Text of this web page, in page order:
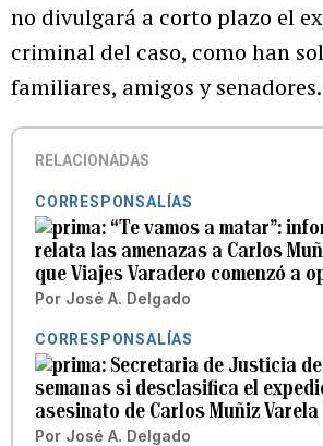
no divulgará a corto plazo el
criminal del caso, como han
familiares, amigos y senadores.
RELACIONADAS
CORRESPONSALÍAS
“Te vamos a matar”:
relata las amenazas a Carlos
que Viajes Varadero comenzó a
Por José A. Delgado
CORRESPONSALÍAS
Secretaria de Justicia
semanas si desclasifica el
asesinato de Carlos Muñiz Varela
Por José A. Delgado